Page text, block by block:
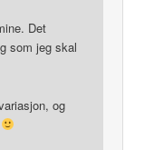
Det
som jeg skal
og